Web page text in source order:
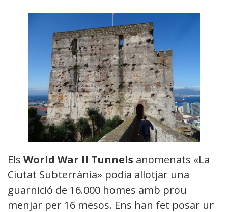
Els World War II Tunnels anomenats «La
Ciutat Subterrània» podia allotjar una
guarnició de 16.000 homes amb prou
menjar per 16 mesos. Ens han fet posar un